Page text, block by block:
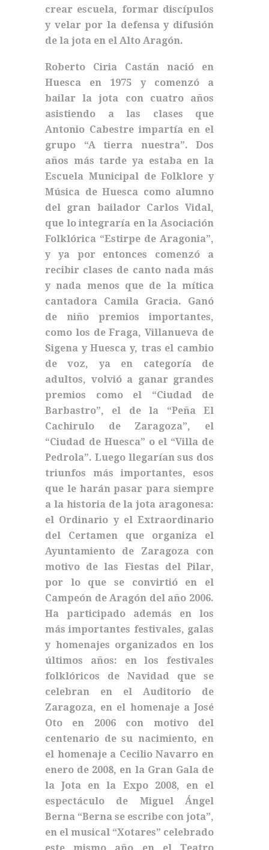
crear escuela, formar discípulos
y velar por la defensa y difusión
de la jota en el Alto Aragón.
Roberto Ciria Castán nació en
Huesca en 1975 y comenzó a
bailar la jota con cuatro años
asistiendo a las clases que
Antonio Cabestre impartía en el
grupo “A tierra nuestra”. Dos
años más tarde ya estaba en la
Escuela Municipal de Folklore y
Música de Huesca como alumno
del gran bailador Carlos Vidal,
que lo integraría en la Asociación
Folklórica “Estirpe de Aragonia”,
y ya por entonces comenzó a
recibir clases de canto nada más
y nada menos que de la mítica
cantadora Camila Gracia. Ganó
de niño premios importantes,
como los de Fraga, Villanueva de
Sigena y Huesca y, tras el cambio
de voz, ya en categoría de
adultos, volvió a ganar grandes
premios como el “Ciudad de
Barbastro”, el de la “Peña El
Cachirulo de Zaragoza”, el
“Ciudad de Huesca” o el “Villa de
Pedrola”. Luego llegarían sus dos
triunfos más importantes, esos
que le harán pasar para siempre
a la historia de la jota aragonesa:
el Ordinario y el Extraordinario
del Certamen que organiza el
Ayuntamiento de Zaragoza con
motivo de las Fiestas del Pilar,
por lo que se convirtió en el
Campeón de Aragón del año 2006.
Ha participado además en los
más importantes festivales, galas
y homenajes organizados en los
últimos años: en los festivales
folklóricos de Navidad que se
celebran en el Auditorio de
Zaragoza, en el homenaje a José
Oto en 2006 con motivo del
centenario de su nacimiento, en
el homenaje a Cecilio Navarro en
enero de 2008, en la Gran Gala de
la Jota en la Expo 2008, en el
espectáculo de Miguel Ángel
Berna “Berna se escribe con jota”,
en el musical “Xotares” celebrado
este mismo año en el Teatro